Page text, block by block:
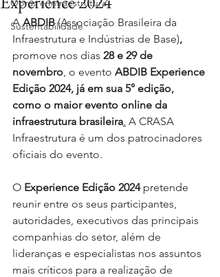
Obras e Infraestrutura
Sustentabilidade
A ABDIB (Associação Brasileira da
Infraestrutura e Indústrias de Base),
promove nos dias 28 e 29 de
novembro, o evento ABDIB Experience
Edição 2024, já em sua 5° edição,
como o maior evento online da
infraestrutura brasileira. A CRASA
Infraestrutura é um dos patrocinadores
oficiais do evento.
O Experience Edição 2024 pretende
reunir entre os seus participantes,
autoridades, executivos das principais
companhias do setor, além de
lideranças e especialistas nos assuntos
mais críticos para a realização de